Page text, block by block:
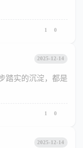
1 0
2025-12-14
踏实的沉淀，都是
1 0
2025-12-14